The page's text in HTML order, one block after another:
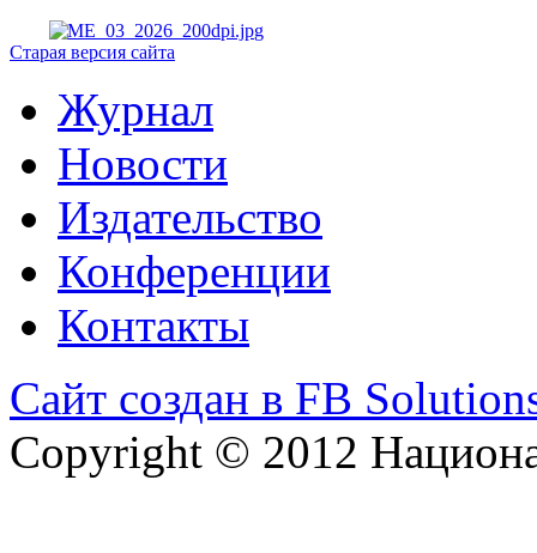
Старая версия сайта
Журнал
Новости
Издательство
Конференции
Контакты
Сайт создан в FB
Copyright © 2012